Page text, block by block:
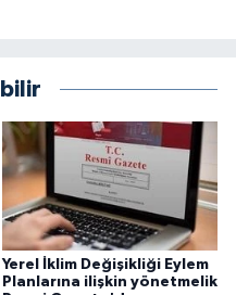
Yerel İklim Değişikliği Eylem
Planlarına ilişkin yönetmelik